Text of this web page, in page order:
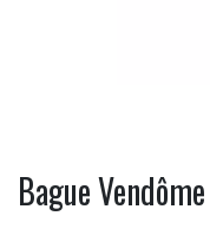
Bague